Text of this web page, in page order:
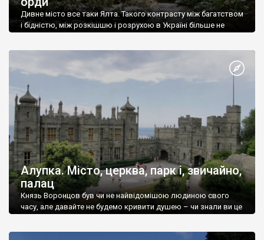
Дивне місто все таки Ялта. Такого контрасту між багатством
і бідністю, між розкішшю і розрухою в Україні більше не
Алупка. Місто, церква, парк і, звичайно,
палац
Князь Воронцов був чи не найвідомішою людиною свого
часу, але давайте не будемо кривити душею – чи знали ви це